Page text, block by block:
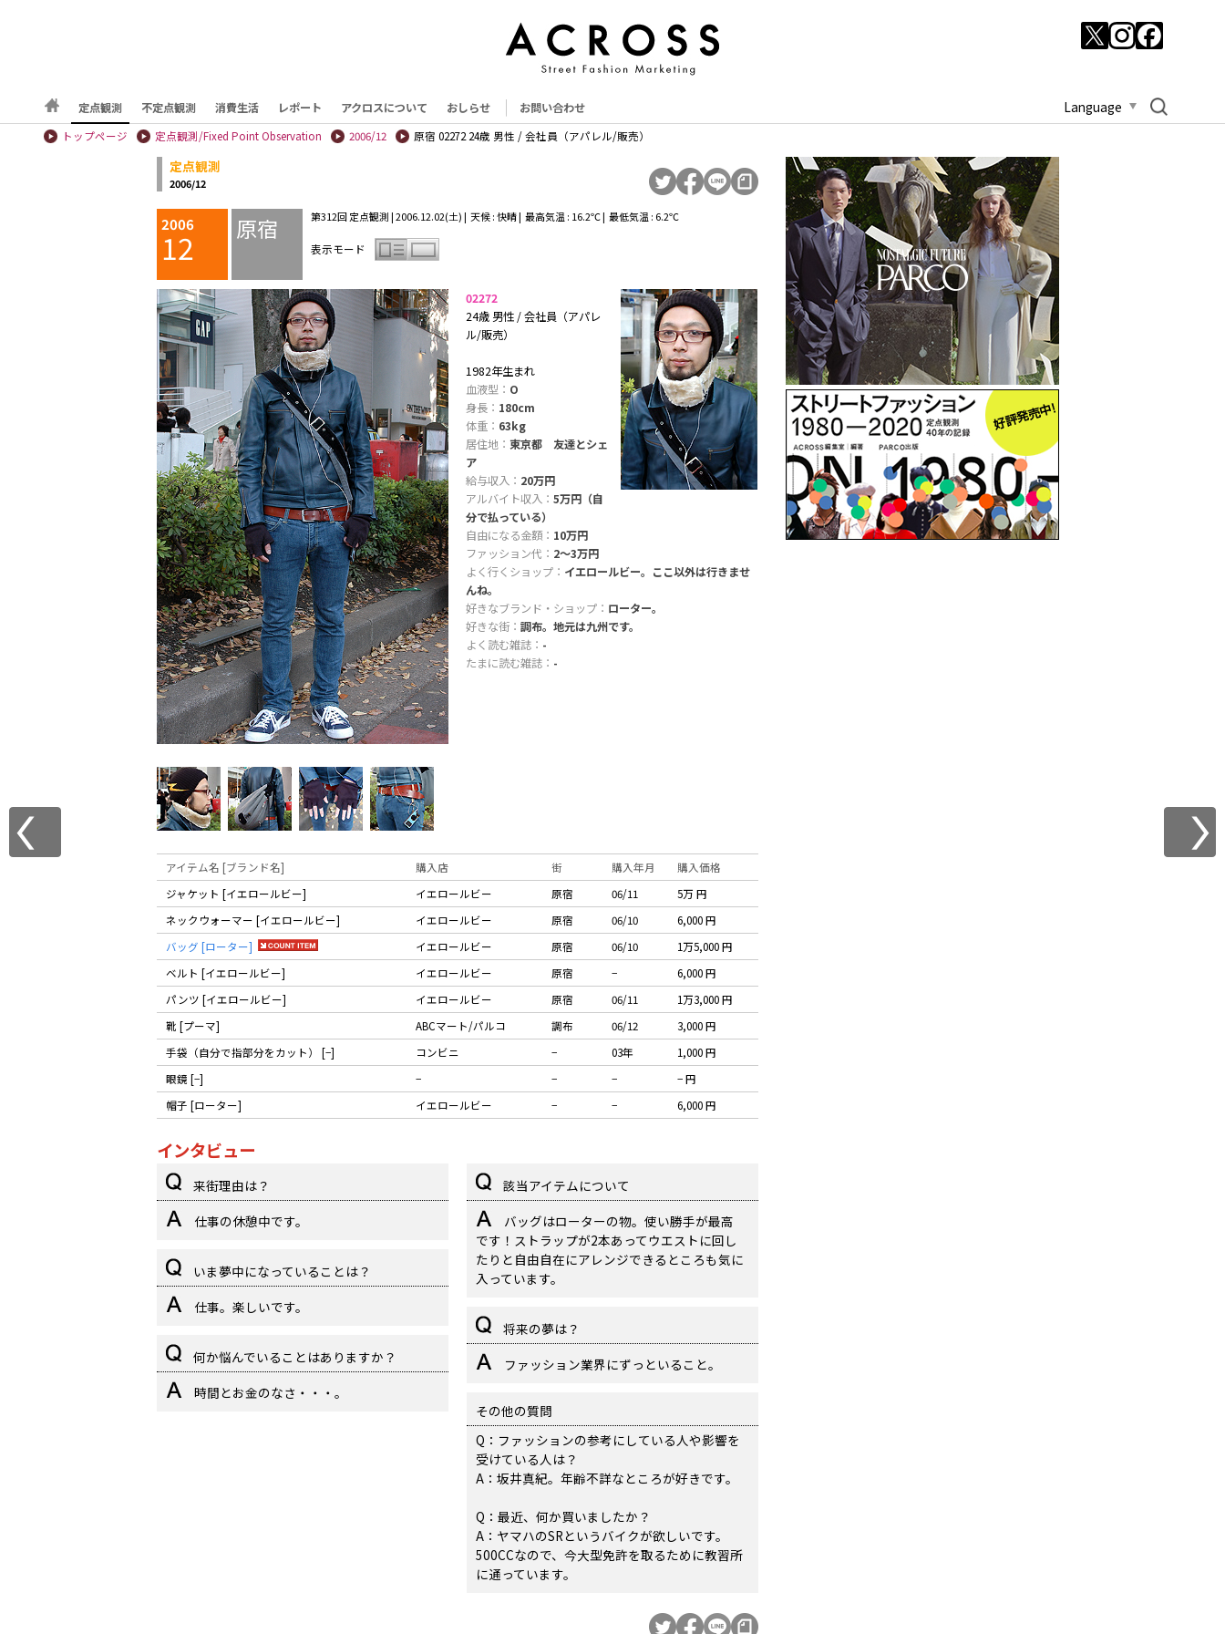
定点観測 不定点観測 消費生活 レポート アクロスについて おしらせ お問い合わせ Language
トップページ 定点観測/Fixed Point Observation 2006/12 原宿 02272 24歳 男性 / 会社員（アパレル/販売）
定点観測
2006/12
2006
12 原宿 第312回 定点観測 | 2006.12.02(土) | 天候 : 快晴 | 最高気温 : 16.2℃ | 最低気温 : 6.2℃
表示モード
02272
24歳 男性 / 会社員（アパレ
ル/販売）
1982年生まれ
血液型： O
身長： 180cm
体重： 63kg
居住地： 東京都 友達とシェ
ア
給与収入： 20万円
アルバイト収入： 5万円（自
分で払っている）
自由になる金額： 10万円
ファッション代： 2〜3万円
よく行くショップ： イエロールビー。ここ以外は行きませ
んね。
好きなブランド・ショップ： ローター。
好きな街： 調布。地元は九州です。
よく読む雑誌： -
たまに読む雑誌： -
アイテム名 [ブランド名] 購入店 街 購入年月
購入価格
ジャケット [イエロールビー]
イエロールビー 原宿 06/11
5万 円
ネックウォーマー [イエロールビー]
イエロールビー 原宿 06/10
6,000 円
バッグ [ローター]
イエロールビー 原宿 06/10
1万5,000 円
ベルト [イエロールビー]
イエロールビー 原宿 −
6,000 円
パンツ [イエロールビー]
イエロールビー 原宿 06/11
1万3,000 円
靴 [プーマ]
ABCマート/パルコ 調布 06/12
3,000 円
手袋（自分で指部分をカット） [−]
コンビニ − 03年
1,000 円
眼鏡 [−]
− − −
− 円
帽子 [ローター]
イエロールビー − − 6,000 円
インタビュー
来街理由は？
仕事の休憩中です。
いま夢中になっていることは？
仕事。楽しいです。
何か悩んでいることはありますか？
時間とお金のなさ・・・。
該当アイテムについて
バッグはローターの物。使い勝手が最高
です！ストラップが2本あってウエストに回し
たりと自由自在にアレンジできるところも気に
入っています。
将来の夢は？
ファッション業界にずっといること。
その他の質問
Q：ファッションの参考にしている人や影響を
受けている人は？
A：坂井真紀。年齢不詳なところが好きです。
Q：最近、何か買いましたか？
A：ヤマハのSRというバイクが欲しいです。
500CCなので、今大型免許を取るために教習所
に通っています。